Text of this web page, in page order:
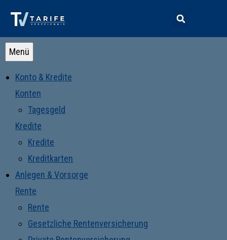
Menü
Konto & Kredite
Konten
Tagesgeld
Kredite
Kredite
Kreditkarten
Anlegen & Vorsorge
Rente
Rente
Gesetzliche Rentenversicherung